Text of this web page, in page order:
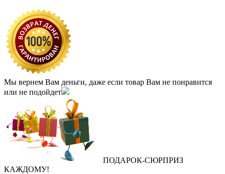
Мы вернем Вам деньги, даже если товар Вам не понравится
или не подойдет
ПОДАРОК‐СЮРПРИЗ
КАЖДОМУ!